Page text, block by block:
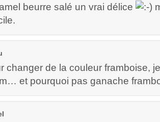
beurre salé un vrai délice
changer de la couleur framboise,
et pourquoi pas ganache